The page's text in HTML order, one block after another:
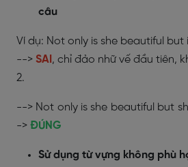
câu
Ví dụ: Not only is she beautiful but
--> SAI , chỉ đảo nhữ vế đầu tiên,
2.
--> Not only is she beautiful but
-> ĐÚNG
Sử dụng từ vựng không phù